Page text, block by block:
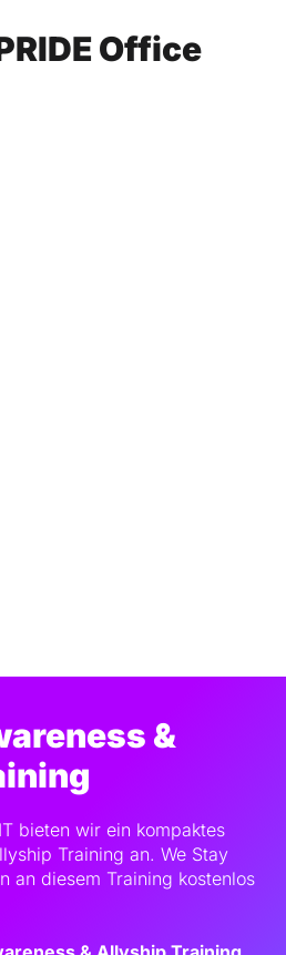
Office
&
bieten wir ein kompaktes
Training an. We Stay
an diesem Training kostenlos